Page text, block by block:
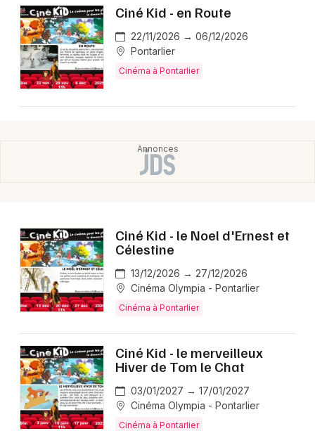
Ciné Kid - en Route
22/11/2026 → 06/12/2026
Pontarlier
Cinéma à Pontarlier
Ciné Kid - le Noel d'Ernest et
Célestine
13/12/2026 → 27/12/2026
Cinéma Olympia - Pontarlier
Cinéma à Pontarlier
Ciné Kid - le merveilleux
Hiver de Tom le Chat
03/01/2027 → 17/01/2027
Cinéma Olympia - Pontarlier
Cinéma à Pontarlier